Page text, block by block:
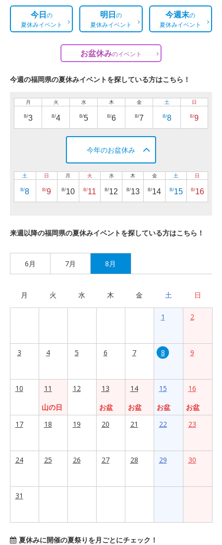
今日の
夏休みイベント
明日の
夏休みイベント
今週末の
夏休みイベント
お盆休みのイベント
今週の福岡県の夏休みイベントを探している方はこちら！
月
8/3
火
8/4
水
8/5
木
8/6
金
8/7
土
8/8
日
8/9
今年のお盆休み
土
8/8
日
8/9
月
8/10
火
8/11
水
8/12
木
8/13
金
8/14
土
8/15
日
8/16
来週以降の福岡県の夏休みイベントを探している方はこちら！
6月 7月 8月
月 火 水 木 金 土 日
1 2
3 4 5 6 7 8 9
10
11
山の日
12
13
お盆
14
お盆
15
お盆
16
お盆
17
18 19 20 21 22 23
24 25 26 27 28 29 30
31
夏休みに開催の夏祭りを月ごとにチェック！